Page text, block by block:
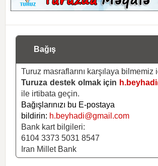
Bağış
Turuz masraflarını karşılaya bilmemiz
Turuza destek olmak için
ile irtibata geçin.
Bağışlarınızı bu E-postaya
bildirin: h.beyhadi@gmail.com
Bank kart bilgileri:
6104 3373 5031 8547
Iran Millet Bank